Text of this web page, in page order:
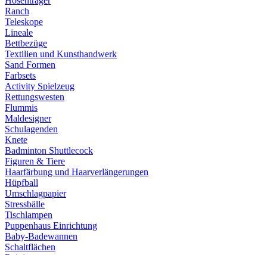
Ranch
Teleskope
Lineale
Bettbezüge
Textilien und Kunsthandwerk
Sand Formen
Farbsets
Activity Spielzeug
Rettungswesten
Flummis
Maldesigner
Schulagenden
Knete
Badminton Shuttlecock
Figuren & Tiere
Haarfärbung und Haarverlängerungen
Hüpfball
Umschlagpapier
Stressbälle
Tischlampen
Puppenhaus Einrichtung
Baby-Badewannen
Schaltflächen